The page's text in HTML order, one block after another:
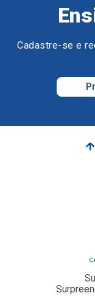
Cadastre-se e